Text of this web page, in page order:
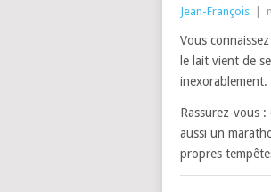
Jean-François
Vous
le lait vient de
inexorablement.
Rassurez-vous
aussi un
propres